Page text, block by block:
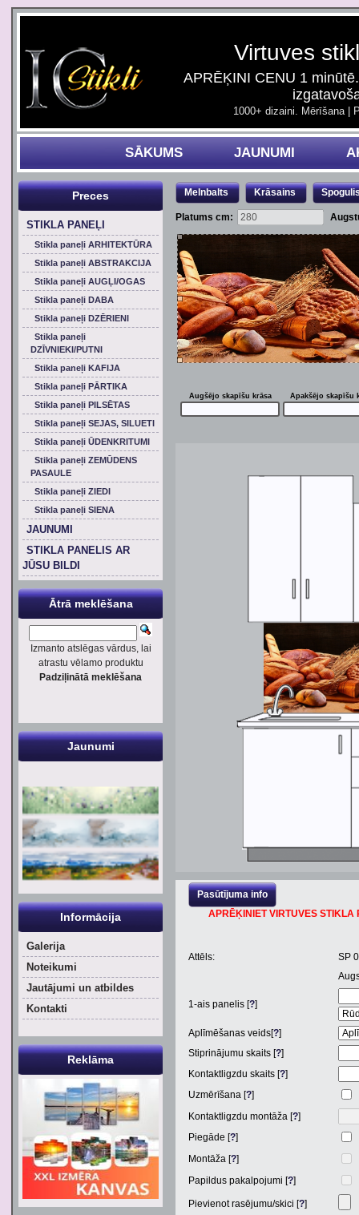
Virtuves
APRĒĶINI CENU 1
1000+ dizaini. Mērīšana |
SĀKUMS JAUNUMI
Melnbalts Krāsains
Platums cm:
Augšējo skapīšu krāsa Apakšējo skapīšu
Pasūtījuma info
APRĒĶINIET VIRTUVES
Attēls:
SP
1-ais panelis [?]
Aplīmēšanas veids[?]
Stiprinājumu skaits [?]
Kontaktligzdu skaits [?]
Uzmērīšana [?]
Kontaktligzdu montāža [?]
Piegāde [?]
Montāža [?]
Papildus pakalpojumi [?]
Pievienot rasējumu/skici [?]
Preces
STIKLA PANEĻI
Stikla paneļi ARHITEKTŪRA
Stikla paneļi ABSTRAKCIJA
Stikla paneļi AUGĻI/OGAS
Stikla paneļi DABA
Stikla paneļi DZĒRIENI
Stikla paneļi
DZĪVNIEKI/PUTNI
Stikla paneļi KAFIJA
Stikla paneļi PĀRTIKA
Stikla paneļi PILSĒTAS
Stikla paneļi SEJAS, SILUETI
Stikla paneļi ŪDENKRITUMI
Stikla paneļi ZEMŪDENS
PASAULE
Stikla paneļi ZIEDI
Stikla paneļi SIENA
JAUNUMI
STIKLA PANELIS AR
JŪSU BILDI
Ātrā meklēšana
Izmanto atslēgas vārdus, lai
atrastu vēlamo produktu
Padziļinātā meklēšana
Jaunumi
Informācija
Galerija
Noteikumi
Jautājumi un atbildes
Kontakti
Reklāma